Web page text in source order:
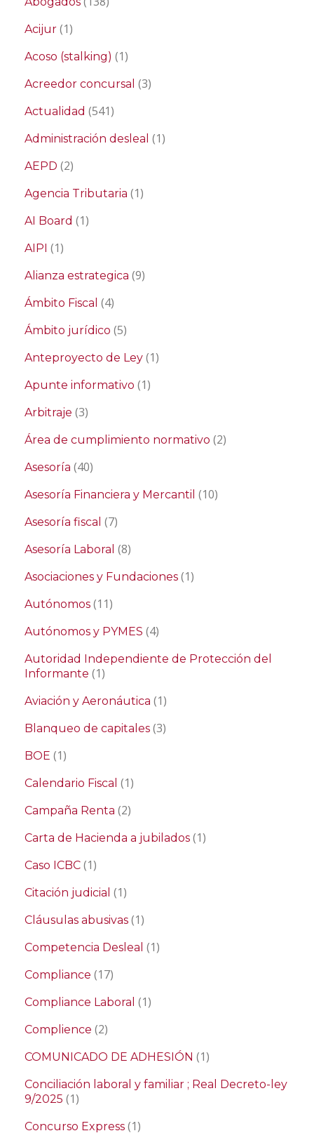
Acijur (1)
Acoso (stalking) (1)
Acreedor concursal (3)
Actualidad (541)
Administración desleal (1)
AEPD (2)
Agencia Tributaria (1)
AI Board (1)
AIPI (1)
Alianza estrategica (9)
Ámbito Fiscal (4)
Ámbito jurídico (5)
Anteproyecto de Ley (1)
Apunte informativo (1)
Arbitraje (3)
Área de cumplimiento normativo (2)
Asesoría (40)
Asesoría Financiera y Mercantil (10)
Asesoría fiscal (7)
Asesoría Laboral (8)
Asociaciones y Fundaciones (1)
Autónomos (11)
Autónomos y PYMES (4)
Autoridad Independiente de Protección del
Informante (1)
Aviación y Aeronáutica (1)
Blanqueo de capitales (3)
BOE (1)
Calendario Fiscal (1)
Campaña Renta (2)
Carta de Hacienda a jubilados (1)
Caso ICBC (1)
Citación judicial (1)
Cláusulas abusivas (1)
Competencia Desleal (1)
Compliance (17)
Compliance Laboral (1)
Complience (2)
COMUNICADO DE ADHESIÓN (1)
Conciliación laboral y familiar ; Real Decreto-ley
9/2025 (1)
Concurso Express (1)